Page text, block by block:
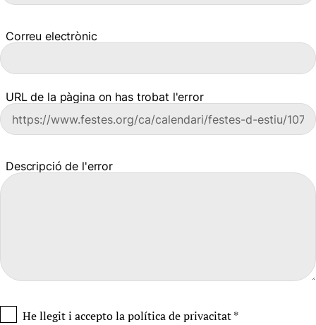
Correu electrònic
URL de la pàgina on has trobat l'error
Descripció de l'error
He llegit i acceptola política de privacitat*